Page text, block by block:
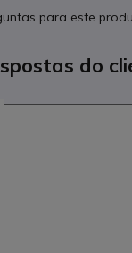
para este
do